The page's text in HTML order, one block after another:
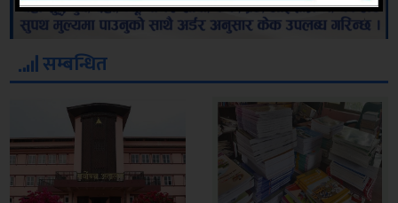
सम्बन्धित